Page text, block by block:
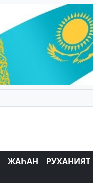
ЖАҺАН РУХАНИЯТ